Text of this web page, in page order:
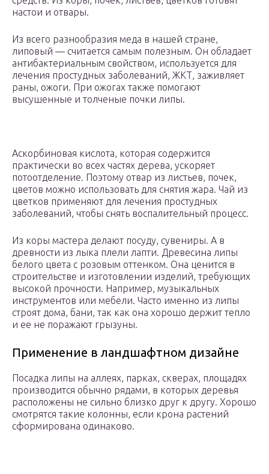
настои и отвары.
Из всего разнообразия меда в нашей стране,
липовый — считается самым полезным. Он обладает
антибактериальным свойством, используется для
лечения простудных заболеваний, ЖКТ, заживляет
раны, ожоги. При ожогах также помогают
высушенные и толченые почки липы.
Аскорбиновая кислота, которая содержится
практически во всех частях дерева, ускоряет
потоотделение. Поэтому отвар из листьев, почек,
цветов можно использовать для снятия жара. Чай из
цветков применяют для лечения простудных
заболеваний, чтобы снять воспалительный процесс.
Из коры мастера делают посуду, сувениры. А в
древности из лыка плели лапти. Древесина липы
белого цвета с розовым оттенком. Она ценится в
строительстве и изготовлении изделий, требующих
высокой прочности. Например, музыкальных
инструментов или мебели. Часто именно из липы
строят дома, бани, так как она хорошо держит тепло
и ее не поражают грызуны.
Применение в ландшафтном дизайне
Посадка липы на аллеях, парках, скверах, площадях
производится обычно рядами, в которых деревья
расположены не сильно близко друг к другу. Хорошо
смотрятся такие колонны, если крона растений
сформирована одинаково.